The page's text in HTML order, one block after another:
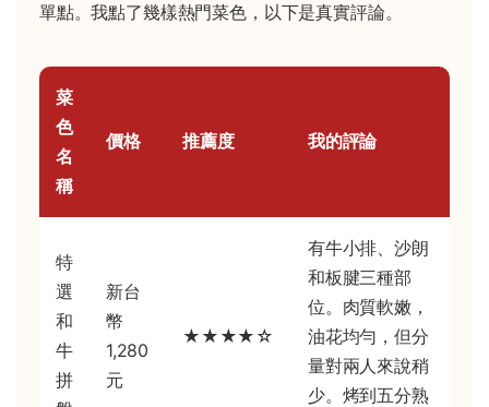
單點。我點了幾樣熱門菜色，以下是真實評論。
菜
色
名
稱
價格 推薦度 我的評論
特
選
和
牛
拼
新台
幣
1,280
元
★★★★☆
有牛小排、沙朗
和板腱三種部
位。肉質軟嫩，
油花均勻，但分
量對兩人來說稍
少。烤到五分熟